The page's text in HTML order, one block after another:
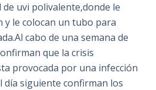
uvi polivalente,donde le
y le colocan un tubo para
cabo de una semana de
que la crisis
provocada por una infección
día siguiente confirman los